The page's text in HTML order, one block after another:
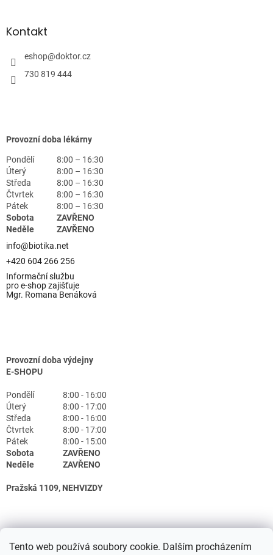
Tento web používá soubory cookie. Dalším procházením
Kontakt
eshop@doktor.cz
730 819 444
Provozní doba lékárny
Pondělí
8:00 – 16:30
Úterý
8:00 – 16:30
Středa
8:00 – 16:30
Čtvrtek
8:00 – 16:30
Pátek
8:00 – 16:30
Sobota
ZAVŘENO
Neděle
ZAVŘENO
info@biotika.net
+420 604 266 256
Informační službu
pro e-shop zajišťuje
Mgr. Romana Benáková
Provozní doba výdejny
E-SHOPU
Pondělí
8:00 - 16:00
Úterý
8:00 - 17:00
Středa
8:00 - 16:00
Čtvrtek
8:00 - 17:00
Pátek
8:00 - 15:00
Sobota
ZAVŘENO
Neděle
ZAVŘENO
Pražská 1109, NEHVIZDY